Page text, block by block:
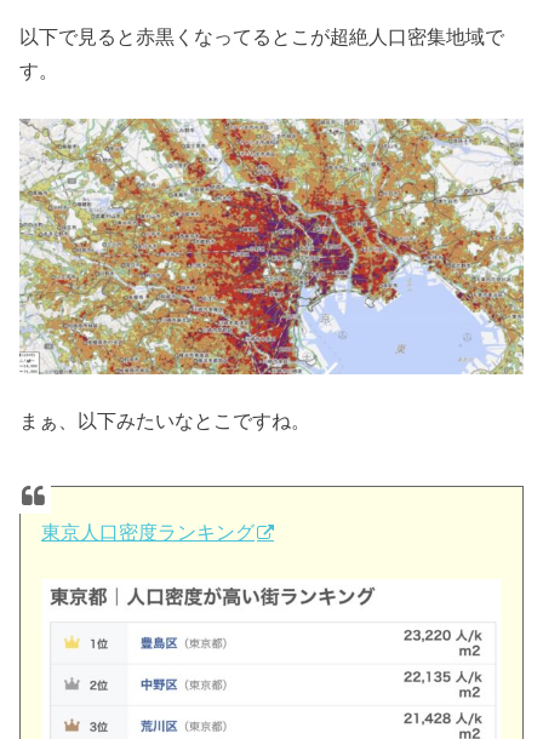
以下で見ると赤黒くなってるとこが超絶人口密集地域で
す。
まぁ、以下みたいなとこですね。
東京人口密度ランキング